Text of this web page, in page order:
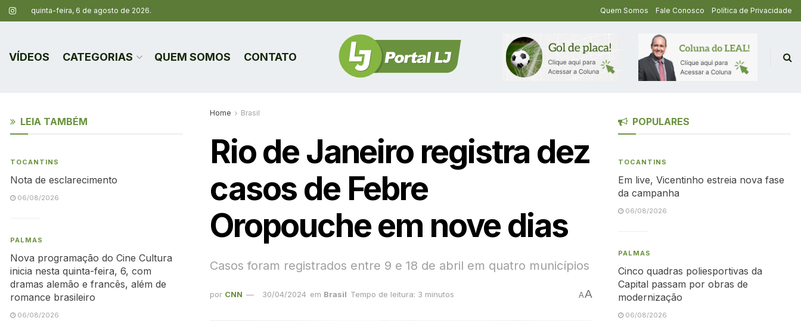
quinta-feira, 6 de agosto de 2026. Quem Somos Fale Conosco Política de Privacidade
VÍDEOS CATEGORIAS QUEM SOMOS CONTATO
Home Brasil
Rio de Janeiro registra dez
casos de Febre
Oropouche em nove dias
Casos foram registrados entre 9 e 18 de abril em quatro municípios
por CNN 30/04/2024 em Brasil Tempo de leitura: 3 minutos AA
LEIA TAMBÉM
TOCANTINS
Nota de esclarecimento
06/08/2026
PALMAS
Nova programação do Cine Cultura
inicia nesta quinta-feira, 6, com
dramas alemão e francês, além de
romance brasileiro
06/08/2026
POPULARES
TOCANTINS
Em live, Vicentinho estreia nova fase
da campanha
06/08/2026
PALMAS
Cinco quadras poliesportivas da
Capital passam por obras de
modernização
06/08/2026